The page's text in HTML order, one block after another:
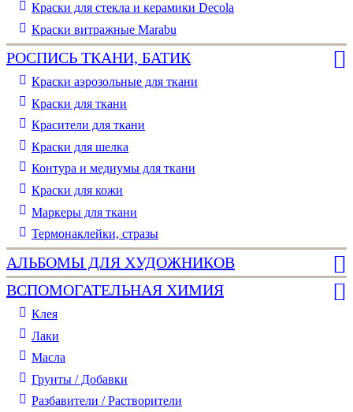
Краски для стекла и керамики Decola
Краски витражные Marabu
РОСПИСЬ ТКАНИ, БАТИК
Краски аэрозольные для ткани
Краски для ткани
Красители для ткани
Краски для шелка
Контура и медиумы для ткани
Краски для кожи
Маркеры для ткани
Термонаклейки, стразы
АЛЬБОМЫ ДЛЯ ХУДОЖНИКОВ
ВСПОМОГАТЕЛЬНАЯ ХИМИЯ
Клея
Лаки
Масла
Грунты / Добавки
Разбавители / Растворители